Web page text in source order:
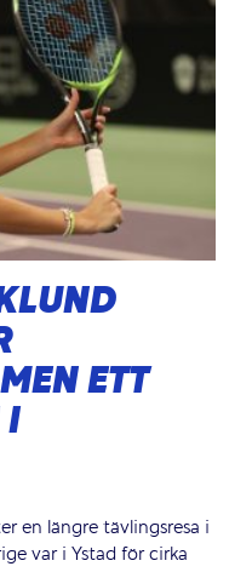
ETT
I
en längre tävlingsresa i
var i Ystad för cirka